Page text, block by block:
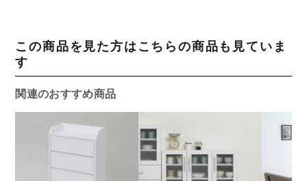
この商品を見た方はこちらの商品も見ていま
す
関連のおすすめ商品